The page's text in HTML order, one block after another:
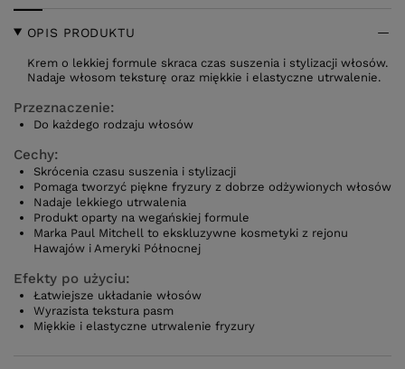
OPIS PRODUKTU
Krem o lekkiej formule skraca czas suszenia i stylizacji włosów.
Nadaje włosom teksturę oraz miękkie i elastyczne utrwalenie.
Przeznaczenie:
Do każdego rodzaju włosów
Cechy:
Skrócenia czasu suszenia i stylizacji
Pomaga tworzyć piękne fryzury z dobrze odżywionych włosów
Nadaje lekkiego utrwalenia
Produkt oparty na wegańskiej formule
Marka Paul Mitchell to ekskluzywne kosmetyki z rejonu
Hawajów i Ameryki Północnej
Efekty po użyciu:
Łatwiejsze układanie włosów
Wyrazista tekstura pasm
Miękkie i elastyczne utrwalenie fryzury